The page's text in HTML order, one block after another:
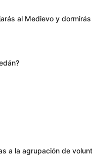
al Medievo y
a la agrupación de